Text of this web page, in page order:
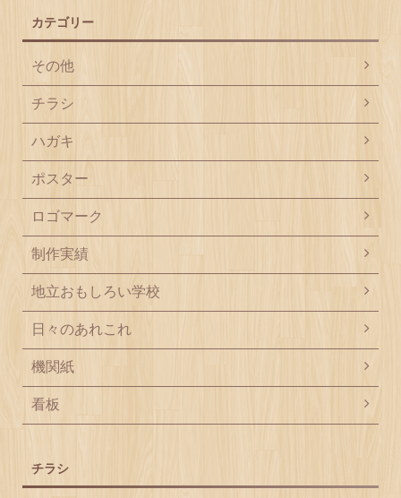
カテゴリー
その他
チラシ
ハガキ
ポスター
ロゴマーク
制作実績
地立おもしろい学校
日々のあれこれ
機関紙
看板
チラシ